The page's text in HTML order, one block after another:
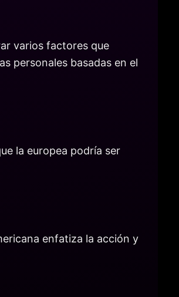
varios factores que
personales basadas en el
la europea podría ser
enfatiza la acción y